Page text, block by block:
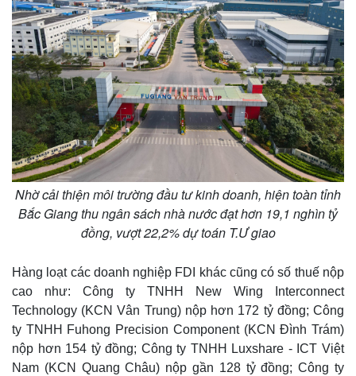
Nhờ cải thiện môi trường đầu tư kinh doanh, hiện toàn tỉnh
Bắc Giang thu ngân sách nhà nước đạt hơn 19,1 nghìn tỷ
đồng, vượt 22,2% dự toán T.Ư giao
Hàng loạt các doanh nghiệp FDI khác cũng có số thuế nộp
cao như: Công ty TNHH New Wing Interconnect
Technology (KCN Vân Trung) nộp hơn 172 tỷ đồng; Công
ty TNHH Fuhong Precision Component (KCN Đình Trám)
nộp hơn 154 tỷ đồng; Công ty TNHH Luxshare - ICT Việt
Nam (KCN Quang Châu) nộp gần 128 tỷ đồng; Công ty